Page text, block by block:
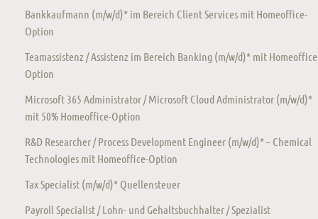
Bankkaufmann (m/w/d)* im Bereich Client Services mit Homeoffice-
Option
Teamassistenz / Assistenz im Bereich Banking (m/w/d)* mit
Option
Microsoft 365 Administrator / Microsoft Cloud Administrator (m/w/d)*
mit 50% Homeoffice-Option
R&D Researcher / Process Development Engineer (m/w/d)* – Chemical
Technologies mit Homeoffice-Option
Tax Specialist (m/w/d)* Quellensteuer
Payroll Specialist / Lohn- und Gehaltsbuchhalter / Spezialist